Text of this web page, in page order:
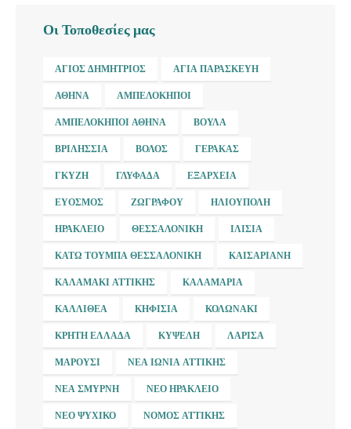
Οι Τοποθεσίες μας
ΆΓΙΟΣ ΔΗΜΉΤΡΙΟΣ ΑΓΊΑ ΠΑΡΑΣΚΕΥΉ
ΑΘΉΝΑ ΑΜΠΕΛΌΚΗΠΟΙ
ΑΜΠΕΛΌΚΗΠΟΙ ΑΘΉΝΑ ΒΟΎΛΑ
ΒΡΙΛΉΣΣΙΑ ΒΌΛΟΣ ΓΈΡΑΚΑΣ
ΓΚΎΖΗ ΓΛΥΦΆΔΑ ΕΞΆΡΧΕΙΑ
ΕΎΟΣΜΟΣ ΖΩΓΡΆΦΟΥ ΗΛΙΟΎΠΟΛΗ
ΗΡΆΚΛΕΙΟ ΘΕΣΣΑΛΟΝΊΚΗ ΙΛΊΣΙΑ
ΚΆΤΩ ΤΟΎΜΠΑ ΘΕΣΣΑΛΟΝΊΚΗ ΚΑΙΣΑΡΙΑΝΉ
ΚΑΛΑΜΆΚΙ ΑΤΤΙΚΉΣ ΚΑΛΑΜΑΡΙΆ
ΚΑΛΛΙΘΈΑ ΚΗΦΙΣΙΆ ΚΟΛΩΝΆΚΙ
ΚΡΉΤΗ ΕΛΛΆΔΑ ΚΥΨΈΛΗ ΛΆΡΙΣΑ
ΜΑΡΟΎΣΙ ΝΈΑ ΙΩΝΊΑ ΑΤΤΙΚΉΣ
ΝΈΑ ΣΜΎΡΝΗ ΝΈΟ ΗΡΆΚΛΕΙΟ
ΝΈΟ ΨΥΧΙΚΌ ΝΟΜΌΣ ΑΤΤΙΚΉΣ